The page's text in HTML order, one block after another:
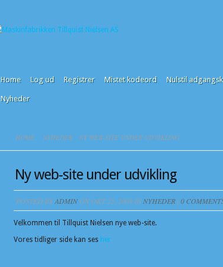
Home Log ud Registrer Mistet kodeord Nulstil
Nyheder
HOME NYHEDER NY WEB-SITE UNDER UDVIKLING
Ny web-site under udvikling
POSTED BYADMINON OKT 25, 2008 IN NYHEDER | 0
Velkommen til Tillquist Nielsen nye web-site.
Vores tidliger side kan ses her